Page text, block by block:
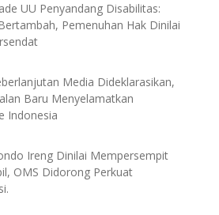
UU Penyandang Disabilitas:
Pemenuhan Hak Dinilai
Media Dideklarasikan,
Baru Menyelamatkan
Indonesia
Ireng Dinilai Mempersempit
OMS Didorong Perkuat